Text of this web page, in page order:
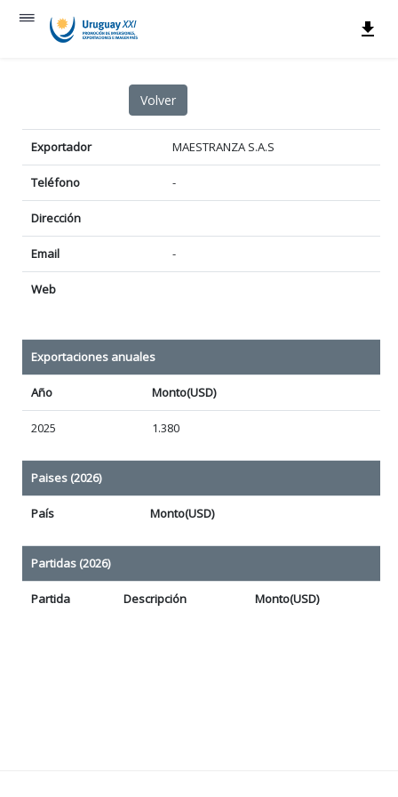
Exportador MAESTRANZA S.A.S
Teléfono -
Dirección
Email -
Web
Exportaciones anuales
Año Monto(USD)
2025 1.380
Paises (2026)
País Monto(USD)
Partidas (2026)
Partida Descripción Monto(USD)